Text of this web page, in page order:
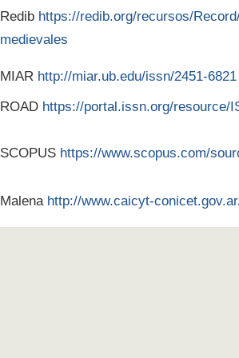
Redib https://redib.org/recursos/
medievales
MIAR http://miar.ub.edu/issn/2451-6821
ROAD https://portal.issn.org/resource/
SCOPUS https://www.scopus.com/
Malena http://www.caicyt-